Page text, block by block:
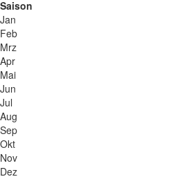
Saison
Jan
Feb
Mrz
Apr
Mai
Jun
Jul
Aug
Sep
Okt
Nov
Dez